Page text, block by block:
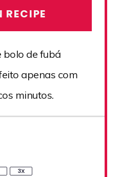
RECIPE
bolo de fubá
apenas com
minutos.
3X